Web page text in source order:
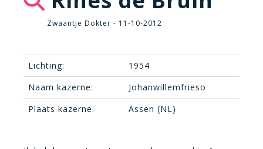
Zwaantje Dokter - 11-10-2012
Lichting:
1954
Naam kazerne:
Johanwillemfrieso
Plaats kazerne:
Assen (NL)